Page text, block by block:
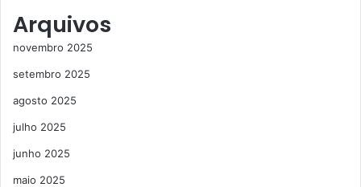
Arquivos
novembro 2025
setembro 2025
agosto 2025
julho 2025
junho 2025
maio 2025